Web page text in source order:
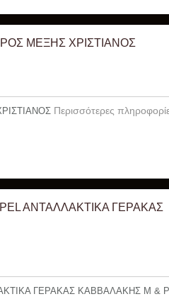
ΜΕΞΗΣ ΧΡΙΣΤΙΑΝΟΣ
Περισσότερες
ANTAΛΛΑΚΤΙΚΑ ΓΕΡΑΚΑΣ
ΓΕΡΑΚΑΣ ΚΑΒΒΑΛΑΚΗΣ Μ &